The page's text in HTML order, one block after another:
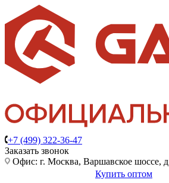
+7 (499) 322-36-47
Заказать звонок
Офис: г. Москва, Варшавское шоссе,
Купить оптом